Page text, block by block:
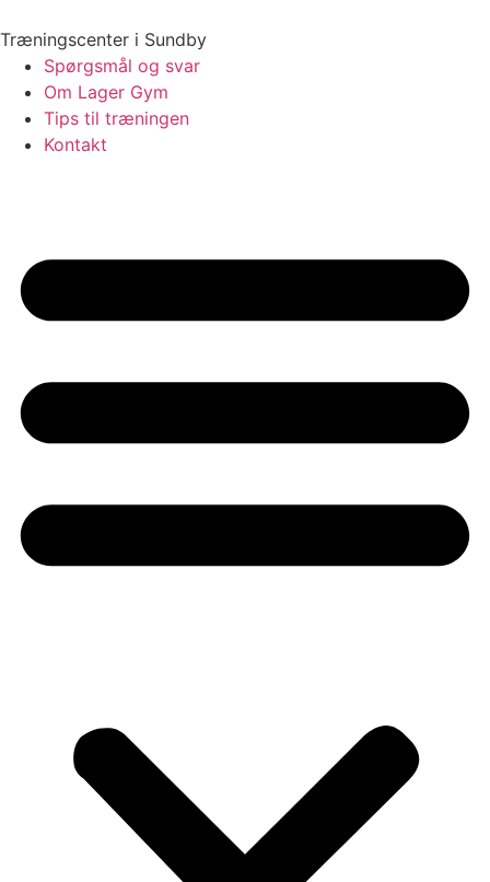
til
indhold
Træningscenter i Sundby
Spørgsmål og svar
Om Lager Gym
Tips til træningen
Kontakt